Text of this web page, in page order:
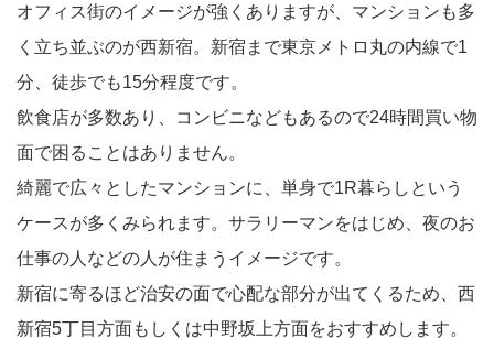
オフィス街のイメージが強くありますが、マンションも多
く立ち並ぶのが西新宿。新宿まで東京メトロ丸の内線で1
分、徒歩でも15分程度です。
飲食店が多数あり、コンビニなどもあるので24時間買い物
面で困ることはありません。
綺麗で広々としたマンションに、単身で1R暮らしという
ケースが多くみられます。サラリーマンをはじめ、夜のお
仕事の人などの人が住まうイメージです。
新宿に寄るほど治安の面で心配な部分が出てくるため、西
新宿5丁目方面もしくは中野坂上方面をおすすめします。